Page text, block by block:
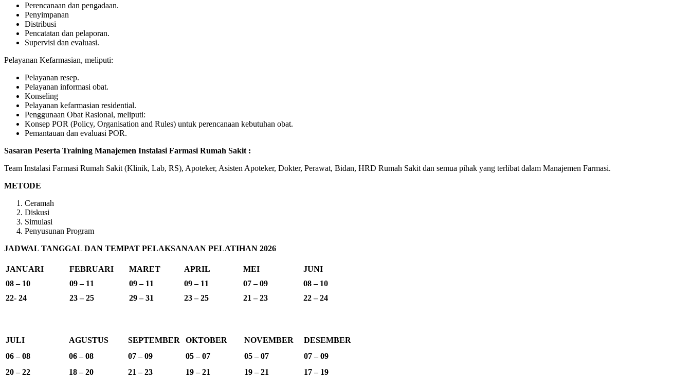
Perencanaan dan pengadaan.
Penyimpanan
Distribusi
Pencatatan dan pelaporan.
Supervisi dan evaluasi.
Pelayanan Kefarmasian, meliputi:
Pelayanan resep.
Pelayanan informasi obat.
Konseling
Pelayanan kefarmasian residential.
Penggunaan Obat Rasional, meliputi:
Konsep POR (Policy, Organisation and Rules) untuk perencanaan kebutuhan obat.
Pemantauan dan evaluasi POR.
Sasaran Peserta Training Manajemen Instalasi Farmasi Rumah Sakit :
Team Instalasi Farmasi Rumah Sakit (Klinik, Lab, RS), Apoteker, Asisten Apoteker, Dokter, Perawat, Bidan, HRD Rumah Sakit dan semua pihak yang terlibat dalam Manajemen Farmasi.
METODE
Ceramah
Diskusi
Simulasi
Penyusunan Program
JADWAL TANGGAL DAN TEMPAT PELAKSANAAN PELATIHAN 2026
JANUARI FEBRUARI MARET APRIL MEI
JUNI
08 – 10
09 – 11 09 – 11 09 – 11 07 – 09
08 – 10
22- 24
23 – 25 29 – 31 23 – 25 21 – 23 22 – 24
JULI AGUSTUS SEPTEMBER OKTOBER NOVEMBER
DESEMBER
06 – 08
06 – 08 07 – 09 05 – 07 05 – 07
07 – 09
20 – 22
18 – 20 21 – 23 19 – 21 19 – 21 17 – 19